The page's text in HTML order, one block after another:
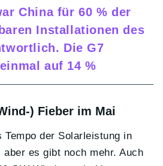
China für 60 % der
Installationen des
Die G7
auf 14 %
) Fieber im Mai
der Solarleistung in
es gibt noch mehr. Auch